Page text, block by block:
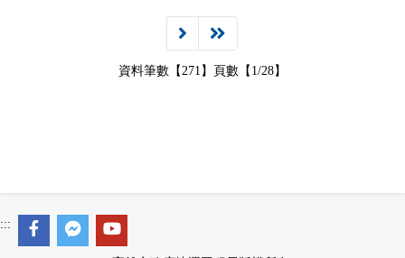
資料筆數【271】頁數【1/28】
:::